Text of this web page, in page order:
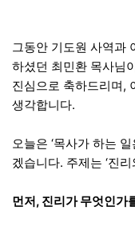
그동안 기도원 사역과
하셨던 최민환 목사님
진심으로 축하드리며,
생각합니다.
오늘은 ‘목사가 하는
겠습니다. 주제는 ‘진
먼저, 진리가 무엇인가